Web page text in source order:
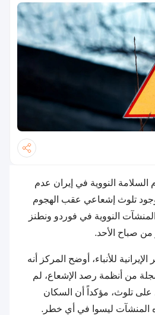
السلامة النووية في إيران عدم
تلوث إشعاعي عقب الهجوم
النووية في فوردو ونطنز
صباح الأحد.
للأنباء، أوضح المركز أنه
من أنظمة رصد الإشعاع، لم
تلوث، مؤكداً أن السكان
المنشآت ليسوا في أي خطر.